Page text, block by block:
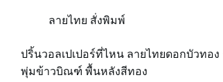
ลายไทย สั่งพิมพ์
ปริ้นวอลเปเปอร์ที่ไหน ลายไทยดอกบัวทอง
พุ่มข้าวบิณฑ์ พื้นหลังสีทอง